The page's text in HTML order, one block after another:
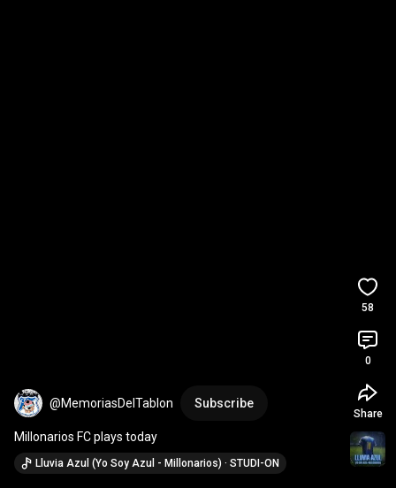
@MemoriasDelTablon Subscribe
Millonarios FC plays today
Lluvia Azul (Yo Soy Azul - Millonarios) · STUDI-ON
58
0
Share